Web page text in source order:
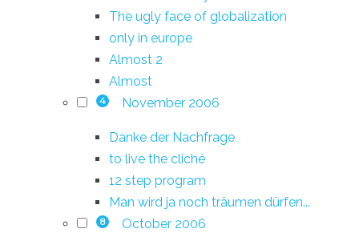
The ugly face of globalization
only in europe
Almost 2
Almost
4 November 2006
Danke der Nachfrage
to live the cliché
12 step program
Man wird ja noch träumen dürfen...
8 October 2006